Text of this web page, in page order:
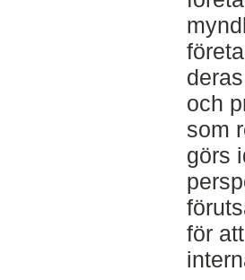
och
som
görs
för